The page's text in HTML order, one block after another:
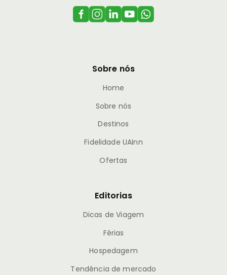
Sobre nós
Home
Sobre nós
Destinos
Fidelidade UAInn
Ofertas
Editorias
Dicas de Viagem
Férias
Hospedagem
Tendência de mercado